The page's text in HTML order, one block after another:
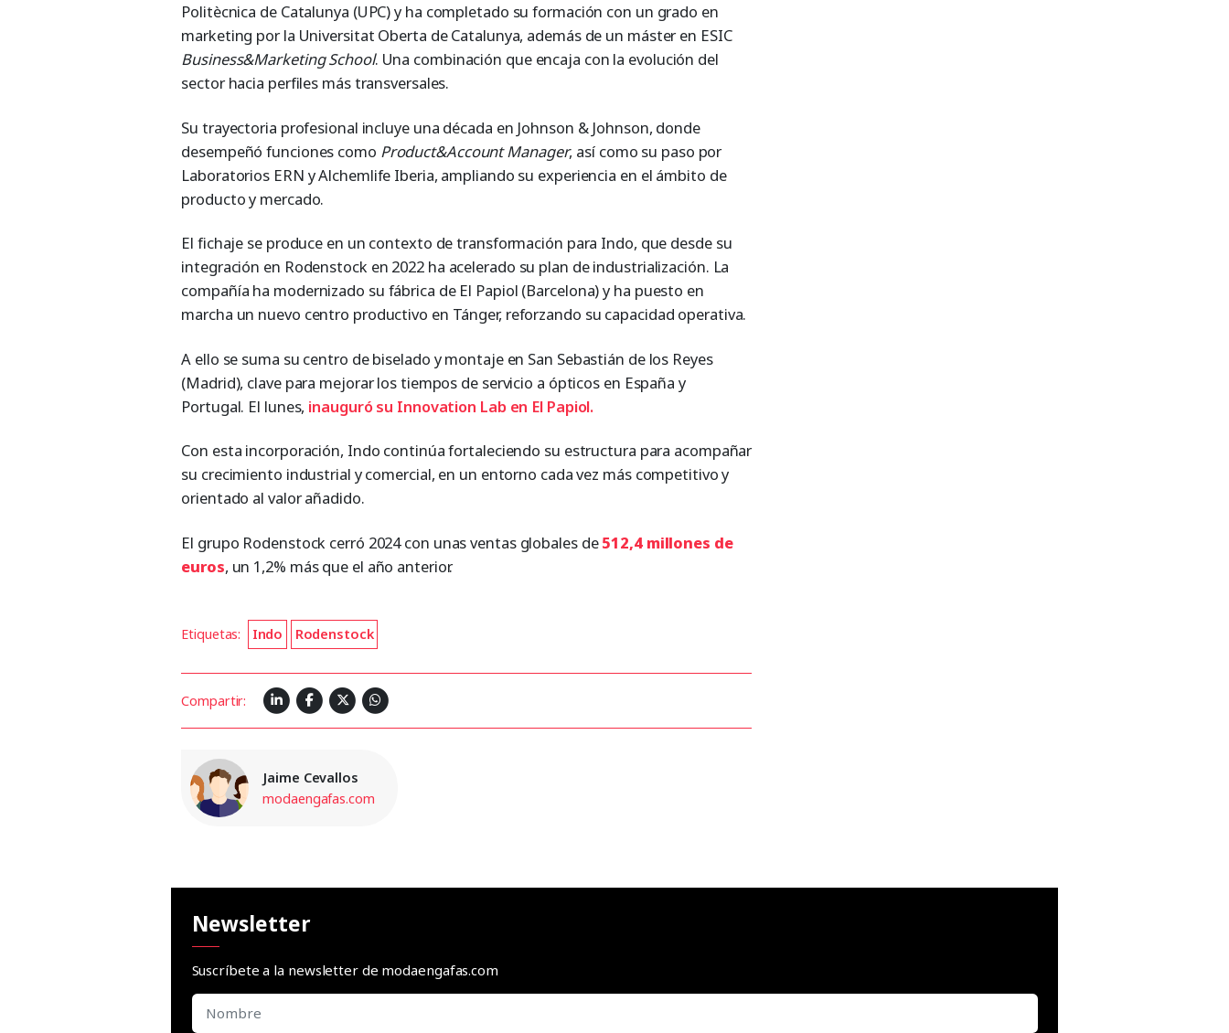
Politècnica de Catalunya (UPC) y ha completado su formación con un grado en
marketing por la Universitat Oberta de Catalunya, además de un máster en ESIC
Business&Marketing School. Una combinación que encaja con la evolución del
sector hacia perfiles más transversales.
Su trayectoria profesional incluye una década en Johnson & Johnson, donde
desempeñó funciones como Product&Account Manager, así como su paso por
Laboratorios ERN y Alchemlife Iberia, ampliando su experiencia en el ámbito de
producto y mercado.
El fichaje se produce en un contexto de transformación para Indo, que desde su
integración en Rodenstock en 2022 ha acelerado su plan de industrialización. La
compañía ha modernizado su fábrica de El Papiol (Barcelona) y ha puesto en
marcha un nuevo centro productivo en Tánger, reforzando su capacidad operativa.
A ello se suma su centro de biselado y montaje en San Sebastián de los Reyes
(Madrid), clave para mejorar los tiempos de servicio a ópticos en España y
Portugal. El lunes, inauguró su Innovation Lab en El Papiol.
Con esta incorporación, Indo continúa fortaleciendo su estructura para acompañar
su crecimiento industrial y comercial, en un entorno cada vez más competitivo y
orientado al valor añadido.
El grupo Rodenstock cerró 2024 con unas ventas globales de512,4 millones de
euros, un 1,2% más que el año anterior.
Etiquetas: Indo Rodenstock
Compartir:
Jaime Cevallos
modaengafas.com
Newsletter
Suscríbete a la newsletter de modaengafas.com